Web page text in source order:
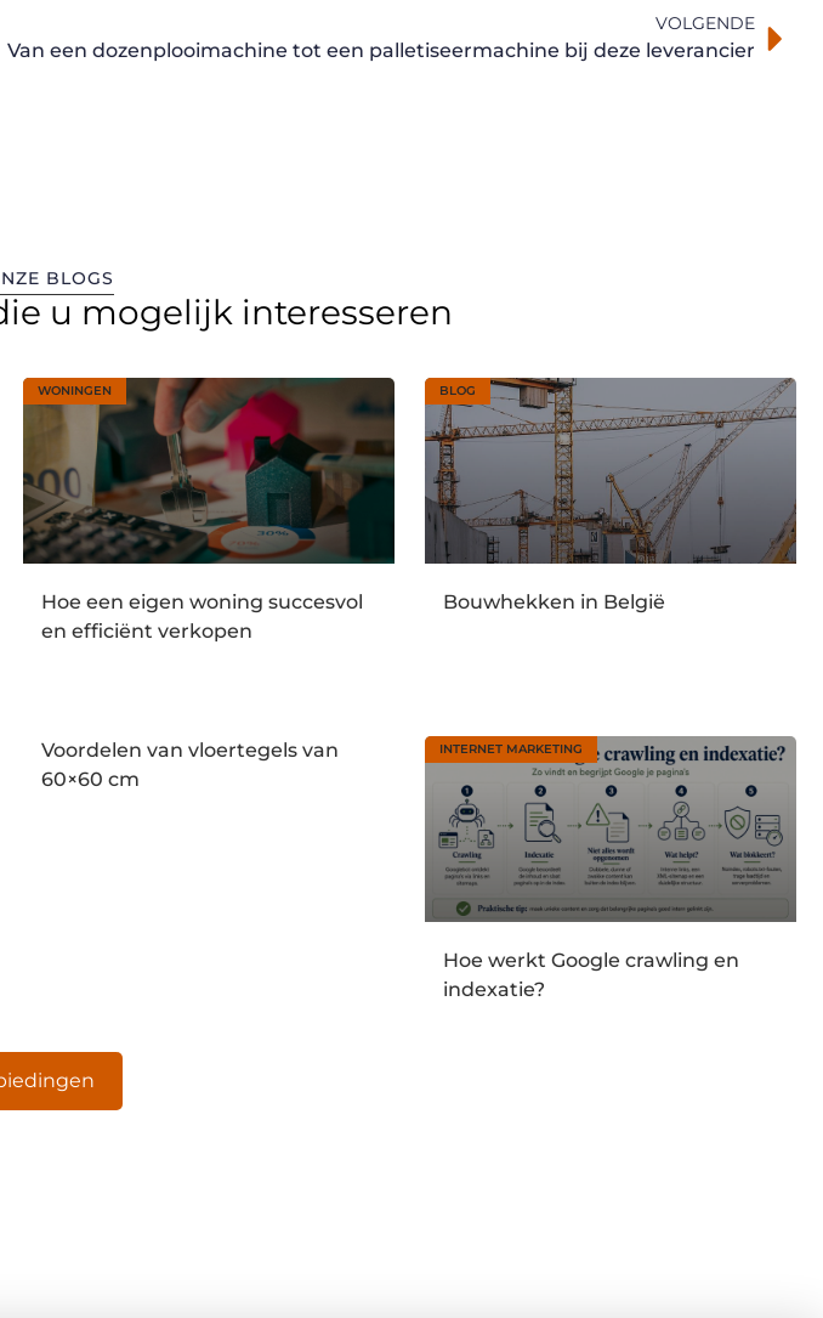
VOLGENDE
Van een dozenplooimachine tot een palletiseermachine bij deze leverancier
BLOGS
u mogelijk interesseren
WONINGEN
Hoe een eigen woning succesvol
en efficiënt verkopen
BLOG
Bouwhekken in België
Voordelen van vloertegels van
60×60 cm
INTERNET MARKETING
Hoe werkt Google crawling en
indexatie?